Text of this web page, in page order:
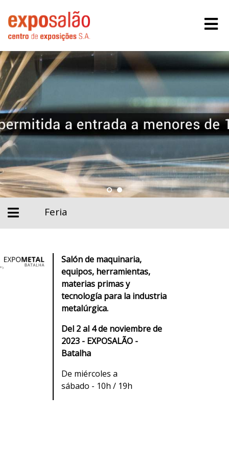
Feria
Salón de maquinaria,
equipos, herramientas,
materias primas y
tecnología para la industria
metalúrgica.
Del 2 al 4 de noviembre de
2023 - EXPOSALÃO -
Batalha
De miércoles a
sábado - 10h / 19h